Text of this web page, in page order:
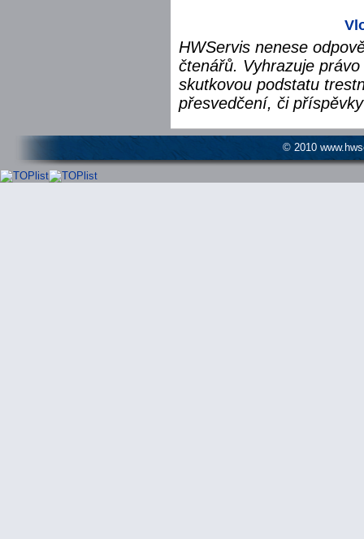
HWServis nenese
čtenářů. Vyhrazuje
skutkovou podstatu
přesvedčení, či
© 2010